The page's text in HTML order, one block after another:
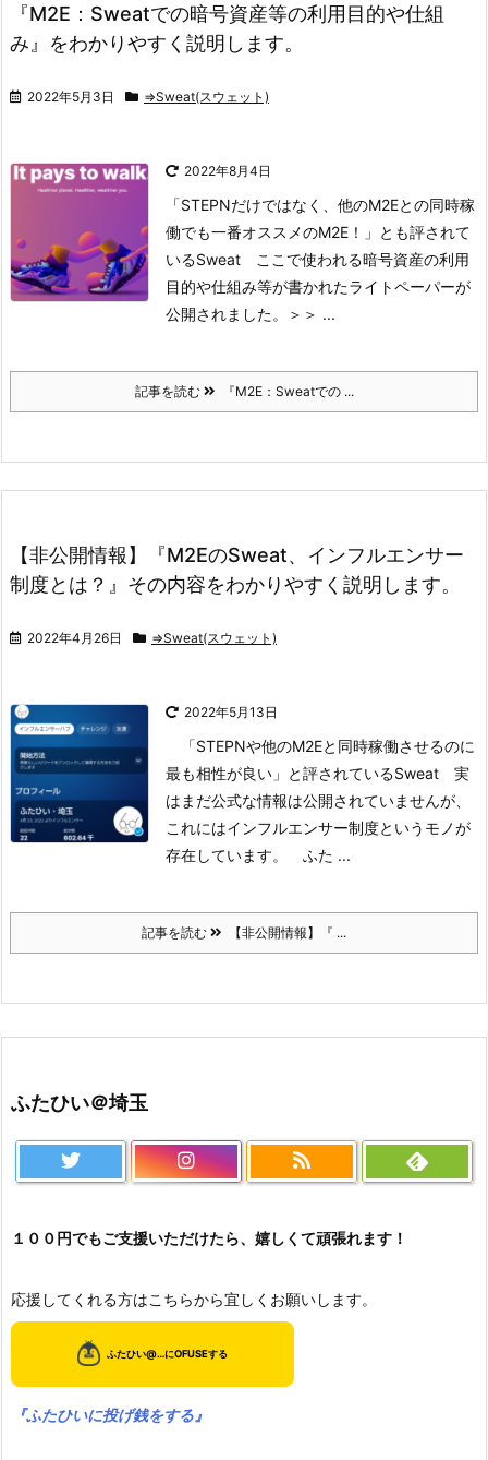
『M2E：Sweatでの暗号資産等の利用目的や仕組
み』をわかりやすく説明します。
2022年5月3日 ⇒Sweat(スウェット)
2022年8月4日
「STEPNだけではなく、他のM2Eとの同時稼
働でも一番オススメのM2E！」 とも評されて
いるSweat ここで使われる暗号資産の利用
目的や仕組み等が書かれたライトペーパーが
公開されました。
＞＞ ...
記事を読む 『M2E：Sweatでの ...
【非公開情報】『M2EのSweat、インフルエンサー
制度とは？』その内容をわかりやすく説明します。
2022年4月26日 ⇒Sweat(スウェット)
2022年5月13日
「STEPNや他のM2Eと同時稼働させるのに
最も相性が良い」 と評されているSweat 実
はまだ公式な情報は公開されていませんが、
これにはインフルエンサー制度というモノが
存在しています。
ふた ...
記事を読む 【非公開情報】『 ...
ふたひい＠埼玉
１００円でもご支援いただけたら、嬉しくて頑張れます！
応援してくれる方はこちらから宜しくお願いします。
『ふたひいに投げ銭をする』